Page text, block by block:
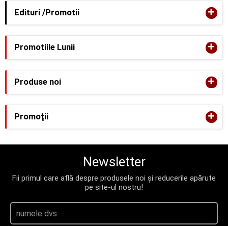
Edituri /Promotii +
Promotiile Lunii +
Produse noi +
Promoţii +
Newsletter
Fii primul care află despre produsele noi și reducerile apărute
pe site-ul nostru!